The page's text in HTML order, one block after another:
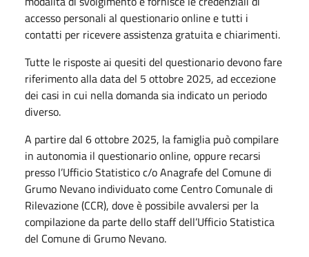
accesso personali al questionario online e tutti i
contatti per ricevere assistenza gratuita e chiarimenti.
Tutte le risposte ai quesiti del questionario devono fare
riferimento alla data del 5 ottobre 2025, ad eccezione
dei casi in cui nella domanda sia indicato un periodo
diverso.
A partire dal 6 ottobre 2025, la famiglia può compilare
in autonomia il questionario online, oppure recarsi
presso l’Ufficio Statistico c/o Anagrafe del Comune di
Grumo Nevano individuato come Centro Comunale di
Rilevazione (CCR), dove è possibile avvalersi per la
compilazione da parte dello staff dell’Ufficio Statistica
del Comune di Grumo Nevano.